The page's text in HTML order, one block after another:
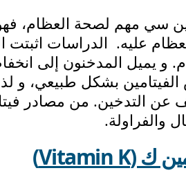
سي مهم لصحة العظام،
عليه. الدراسات اثبتت
و يميل المدخنون إلى
بشكل طبيعي،
عن التدخين. من مصادر
والفراولة.
ك ( Vitamin K)